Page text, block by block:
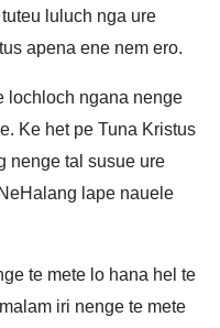
luluch nga ure
apena ene nem ero.
lochloch ngana nenge
Ke het pe Tuna Kristus
nenge tal susue ure
lape nauele
te mete lo hana hel te
iri nenge te mete